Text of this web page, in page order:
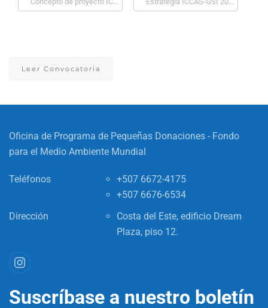
Leer Convocatoria
Oficina de Programa de Pequeñas Donaciones - Fondo
para el Medio Ambiente Mundial
Teléfonos
+507 6672-4175
+507 6676-6534
Dirección
Costa del Este, edificio Dream
Plaza, piso 12.
Suscríbase a nuestro boletín